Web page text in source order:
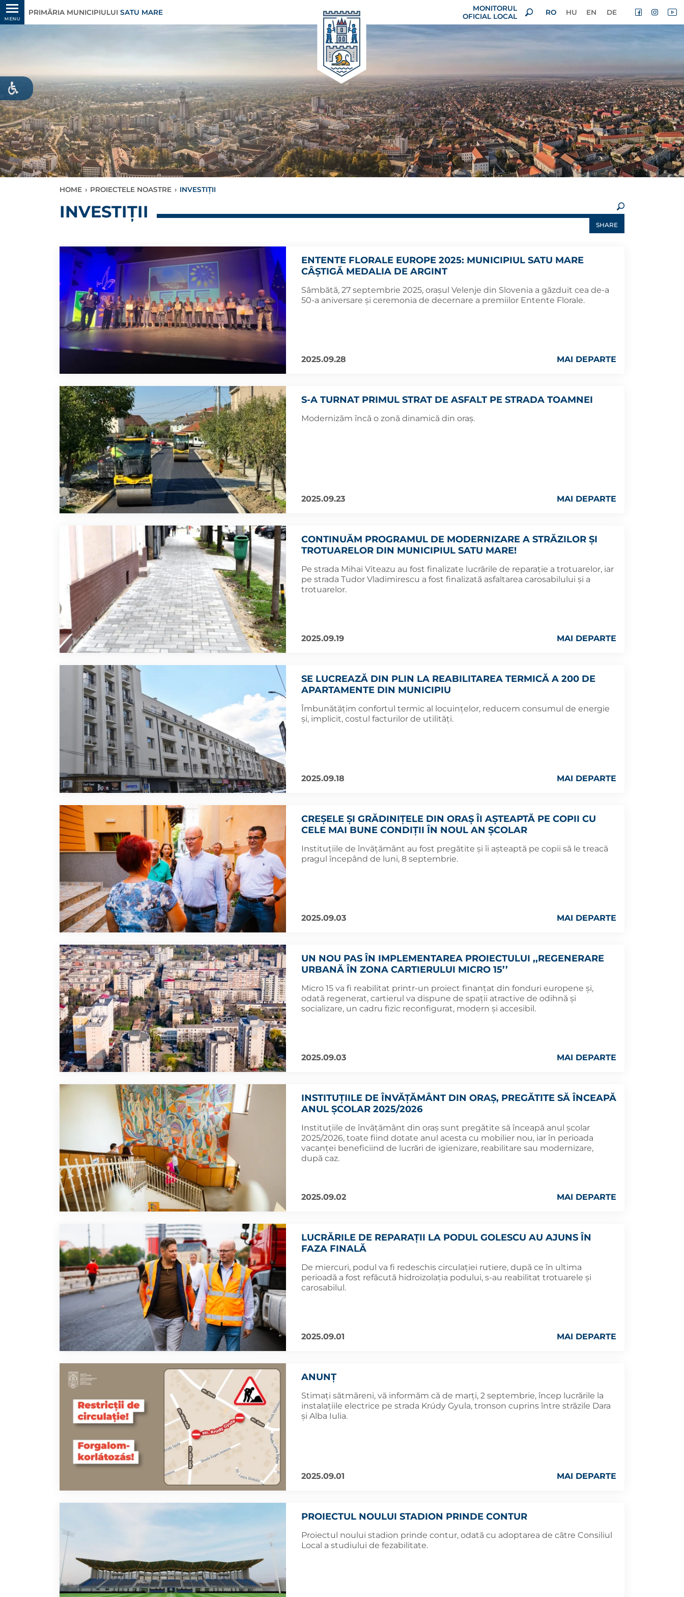
MENU
PRIMĂRIA MUNICIPIULUI SATU MARE
MONITORUL
OFICIAL LOCAL
RO HU EN DE
HOME › PROIECTELE NOASTRE › INVESTIȚII
INVESTIȚII
SHARE
ENTENTE FLORALE EUROPE 2025: MUNICIPIUL SATU MARE
CÂȘTIGĂ MEDALIA DE ARGINT
Sâmbătă, 27 septembrie 2025, orașul Velenje din Slovenia a găzduit cea de-a
50-a aniversare și ceremonia de decernare a premiilor Entente Florale.
2025.09.28 MAI DEPARTE
S-A TURNAT PRIMUL STRAT DE ASFALT PE STRADA TOAMNEI
Modernizăm încă o zonă dinamică din oraș.
2025.09.23 MAI DEPARTE
CONTINUĂM PROGRAMUL DE MODERNIZARE A STRĂZILOR ȘI
TROTUARELOR DIN MUNICIPIUL SATU MARE!
Pe strada Mihai Viteazu au fost finalizate lucrările de reparație a trotuarelor, iar
pe strada Tudor Vladimirescu a fost finalizată asfaltarea carosabilului și a
trotuarelor.
2025.09.19 MAI DEPARTE
SE LUCREAZĂ DIN PLIN LA REABILITAREA TERMICĂ A 200 DE
APARTAMENTE DIN MUNICIPIU
Îmbunătățim confortul termic al locuințelor, reducem consumul de energie
și, implicit, costul facturilor de utilități.
2025.09.18 MAI DEPARTE
CREȘELE ȘI GRĂDINIȚELE DIN ORAȘ ÎI AȘTEAPTĂ PE COPII CU
CELE MAI BUNE CONDIȚII ÎN NOUL AN ȘCOLAR
Instituțiile de învățământ au fost pregătite și îi așteaptă pe copii să le treacă
pragul începând de luni, 8 septembrie.
2025.09.03 MAI DEPARTE
UN NOU PAS ÎN IMPLEMENTAREA PROIECTULUI ,,REGENERARE
URBANĂ ÎN ZONA CARTIERULUI MICRO 15’’
Micro 15 va fi reabilitat printr-un proiect finanțat din fonduri europene și,
odată regenerat, cartierul va dispune de spații atractive de odihnă și
socializare, un cadru fizic reconfigurat, modern și accesibil.
2025.09.03 MAI DEPARTE
INSTITUȚIILE DE ÎNVĂȚĂMÂNT DIN ORAȘ, PREGĂTITE SĂ ÎNCEAPĂ
ANUL ȘCOLAR 2025/2026
Instituțiile de învățământ din oraș sunt pregătite să înceapă anul școlar
2025/2026, toate fiind dotate anul acesta cu mobilier nou, iar în perioada
vacanței beneficiind de lucrări de igienizare, reabilitare sau modernizare,
după caz.
2025.09.02 MAI DEPARTE
LUCRĂRILE DE REPARAȚII LA PODUL GOLESCU AU AJUNS ÎN
FAZA FINALĂ
De miercuri, podul va fi redeschis circulației rutiere, după ce în ultima
perioadă a fost refăcută hidroizolația podului, s-au reabilitat trotuarele și
carosabilul.
2025.09.01 MAI DEPARTE
ANUNȚ
Stimați sătmăreni, vă informăm că de marți, 2 septembrie, încep lucrările la
instalațiile electrice pe strada Krúdy Gyula, tronson cuprins între străzile Dara
și Alba Iulia.
2025.09.01 MAI DEPARTE
PROIECTUL NOULUI STADION PRINDE CONTUR
Proiectul noului stadion prinde contur, odată cu adoptarea de către Consiliul
Local a studiului de fezabilitate.